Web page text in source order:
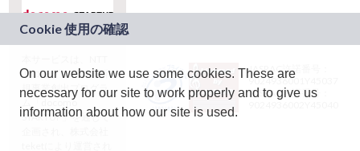
ドコモグループの新
規事業創出プログラ
ム「docomo
STARTUP」を通じて
JASRAC許諾番号：
9024936001Y45037
JASRAC許諾番号：
On our website we use some cookies. These are
necessary for our site to work properly and to give us
information about how our site is used.